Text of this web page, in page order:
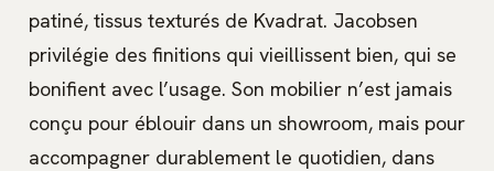
patiné, tissus texturés de Kvadrat. Jacobsen
privilégie des finitions qui vieillissent bien, qui se
bonifient avec l’usage. Son mobilier n’est jamais
conçu pour éblouir dans un showroom, mais pour
accompagner durablement le quotidien, dans